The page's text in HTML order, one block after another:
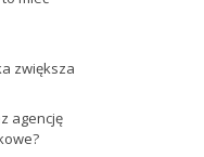
zwiększa
agencję